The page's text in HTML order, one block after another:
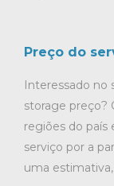
Preço do
Interessado no
storage preço?
regiões do país
serviço por a
uma